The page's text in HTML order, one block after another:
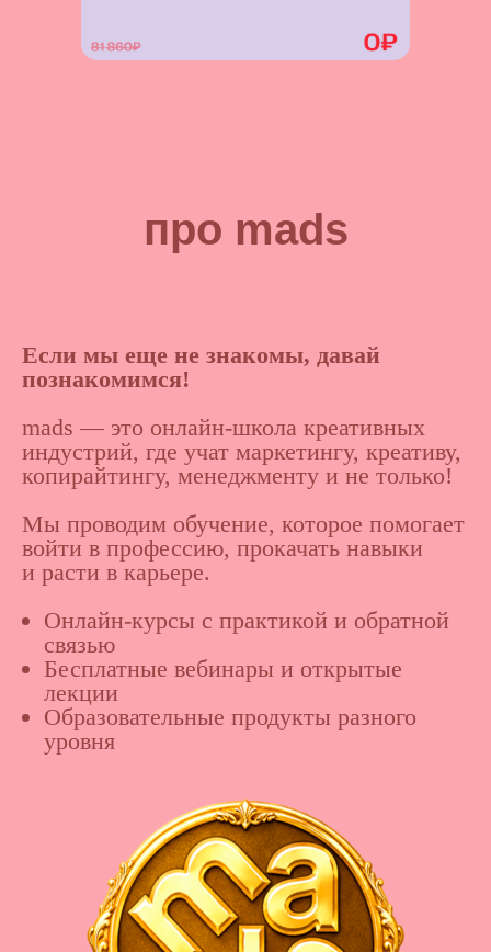
про mads
Если мы еще не знакомы, давай
познакомимся!
mads — это онлайн-школа креативных
индустрий, где учат маркетингу, креативу,
копирайтингу, менеджменту и не только!
Мы проводим обучение, которое помогает
войти в профессию, прокачать навыки
и расти в карьере.
Онлайн-курсы с практикой и обратной
связью
Бесплатные вебинары и открытые
лекции
Образовательные продукты разного
уровня